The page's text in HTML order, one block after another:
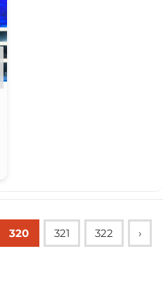
320 321 322 ›